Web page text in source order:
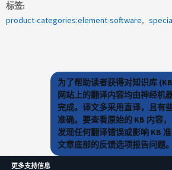
标签
product-categories:element-software
为了帮助读者获得对知识库
网站上的翻译内容均由神经机
完成。译文多采用直译，且有
准确。要查看原始的 KB 内容
发现任何翻译错误或影响 KB
文章底部的反馈选项报告问题。
更多支持信息